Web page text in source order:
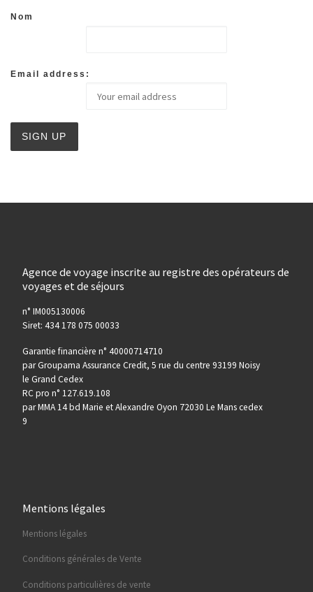
Nom
Email address:
Agence de voyage inscrite au registre des opérateurs de
voyages et de séjours
n° IM005130006
Siret: 434 178 075 00033
Garantie financière n° 40000714710
par Groupama Assurance Credit, 5 rue du centre 93199 Noisy
le Grand Cedex
RC pro n° 127.619.108
par MMA 14 bd Marie et Alexandre Oyon 72030 Le Mans cedex
9
Mentions légales
Mentions légales
Conditions générales de Vente
Conditions particulières de vente